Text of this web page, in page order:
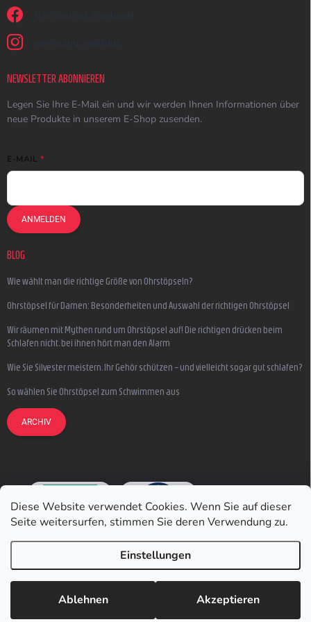
Diese Website verwendet Cookies. Wenn Sie auf dieser
Seite weitersurfen, stimmen Sie deren Verwendung zu.
Einstellungen
Ablehnen Akzeptieren
Wir sind auf Facebook!
earmazing_earplugs
NEWSLETTER ABONNIEREN
Legen Sie Ihre E-Mail ein und wir werden Ihnen Informationen über
neue Produkte in unserem E-Shop zusenden.
E-MAIL
ANMELDEN
BLOG
Wie wählt man die richtige Größe von Ohrstöpseln?
Ohrstöpsel für Damen: Besonderheiten und Auswahl der richtigen Ohrstöpsel
Wir räumen mit Mythen rund um Ohrstöpsel auf! Die richtigen drücken beim
Schlafen nicht, bei ihnen hört man den Alarm
Wie Sie Silvester meistern, Ihr Gehör schützen – und vielleicht sogar gut schlafen?
So wählen Sie Ohrstöpsel zum Schwimmen aus
ARCHIV
Erstellt von Shoptet
Copyright 2026 . Alle Rechte vorbehalten.